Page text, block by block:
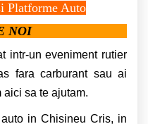
Platforme Auto
NOI
intr-un eveniment rutier
fara carburant sau ai
aici sa te ajutam.
in Chisineu Cris, in